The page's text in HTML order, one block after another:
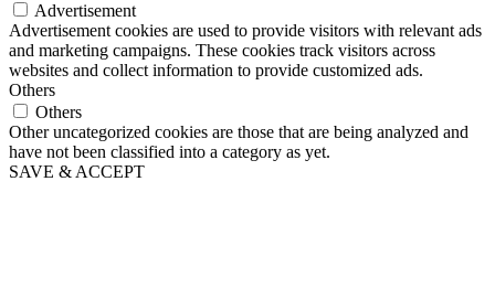
Advertisement
Advertisement cookies are used to provide visitors with relevant ads
and marketing campaigns. These cookies track visitors across
websites and collect information to provide customized ads.
Others
Others
Other uncategorized cookies are those that are being analyzed and
have not been classified into a category as yet.
SAVE & ACCEPT